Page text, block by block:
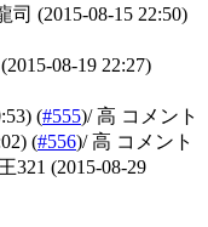
司 (2015-08-15 22:50)
(2015-08-19 22:27)
(#555)/ 高 コメント
(#556)/ 高 コメント
321 (2015-08-29